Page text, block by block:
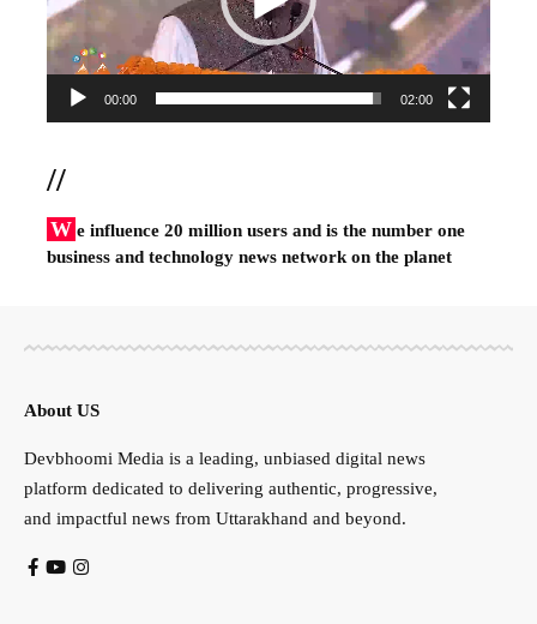
00:00 02:00
//
W e influence 20 million users and is the number one
business and technology news network on the planet
About US
Devbhoomi Media is a leading, unbiased digital news
platform dedicated to delivering authentic, progressive,
and impactful news from Uttarakhand and beyond.